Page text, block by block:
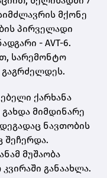
მქონე
პირველადი
- AVT-6.
სარემონტო
გაგრძელდეს.
ქარხანა
მიმდინარე
ნავთობის
შეჩერდა.
მუშაობა
განაახლა.